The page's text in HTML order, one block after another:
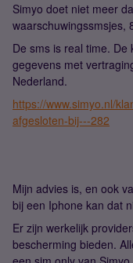
Simyo doet niet meer
waarschuwingssmsjes,
De sms is real time.
gegevens met
Nederland.
https://www.simyo.nl/
afgesloten-bij---282
Mijn advies is, en ook
bij een Iphone kan dat
Er zijn werkelijk
bescherming bieden.